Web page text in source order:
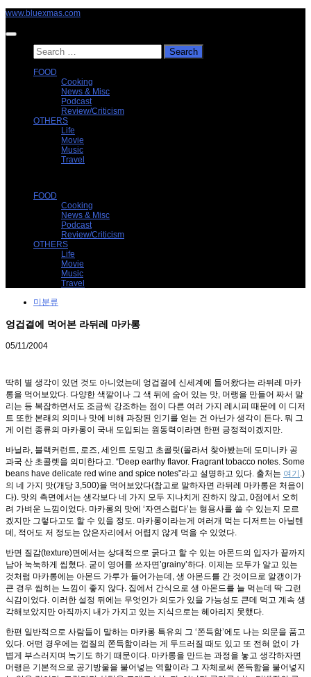
Skip
content
www.bluexmas.com
Search
for:
FOOD
Cooking
News & Misc
Podcast
Review/Criticism
OTHERS
Life
Movie
Music
Travel
FOOD
Cooking
News & Misc
Podcast
Review/Criticism
OTHERS
Life
Movie
Music
Travel
미분류
엉겁결에 먹어본 라뒤레 마카롱
05/11/2004
딱히 별 생각이 있던 것도 아니었는데 엉겁결에 신세계에 들어왔다는 라뒤레 마카
롱을 먹어보았다. 다양한 색깔이나 그 색 뒤에 숨어 있는 맛, 머랭을 만들어 짜서 말
리는 등 복잡하면서도 조금씩 강조하는 점이 다른 여러 가지 레시피 때문에 이 디저
트 또한 본래의 의미나 맛에 비해 과장된 인기를 얻는 건 아닌가 생각이 든다. 뭐 그
게 이런 종류의 마카롱이 국내 도입되는 원동력이라면 한편 긍정적이겠지만.
바닐라, 블랙커런트, 로즈, 세인트 도밍고 초콜릿(몰라서 찾아봤는데 도미니카 공
과국 산 초콜렛을 의미한다고. “Deep earthy flavor. Fragrant tobacco notes. Some
beans have delicate red wine and spice notes”라고 설명하고 있다. 출처는 여기 .)
의 네 가지 맛(개당 3,500)을 먹어보았다(참고로 말하자면 라뒤레 마카롱은 처음이
다). 맛의 측면에서는 생각보다 네 가지 모두 지나치게 진하지 않고, 0점에서 오히
려 가벼운 느낌이었다. 마카롱의 맛에 ‘자연스럽다’는 형용사를 쓸 수 있는지 모르
겠지만 그렇다고도 할 수 있을 정도. 마카롱이라는게 여러개 먹는 디저트는 아닐텐
데, 적어도 저 정도는 앉은자리에서 어렵지 않게 먹을 수 있었다.
반면 질감(texture)면에서는 상대적으로 굵다고 할 수 있는 아몬드의 입자가 끝까지
남아 눅눅하게 씹혔다. 굳이 영어를 쓰자면’grainy’하다. 이제는 모두가 알고 있는
것처럼 마카롱에는 아몬드 가루가 들어가는데, 생 아몬드를 간 것이므로 알갱이가
큰 경우 씹히는 느낌이 좋지 않다. 집에서 간식으로 생 아몬드를 늘 먹는데 딱 그런
식감이었다. 이러한 설정 뒤에는 무엇인가 의도가 있을 가능성도 큰데 먹고 계속 생
각해보았지만 아직까지 내가 가지고 있는 지식으로는 헤아리지 못했다.
한편 일반적으로 사람들이 말하는 마카롱 특유의 그 ‘쫀득함’에도 나는 의문을 품고
있다. 어떤 경우에는 껍질의 쫀득함이라는 게 두드러질 때도 있고 또 전혀 없이 가
볍게 부스러지며 녹기도 하기 때문이다. 마카롱을 만드는 과정을 놓고 생각하자면
머랭은 기본적으로 공기방울을 불어넣는 역할이라 그 자체로써 쫀득함을 불어넣지